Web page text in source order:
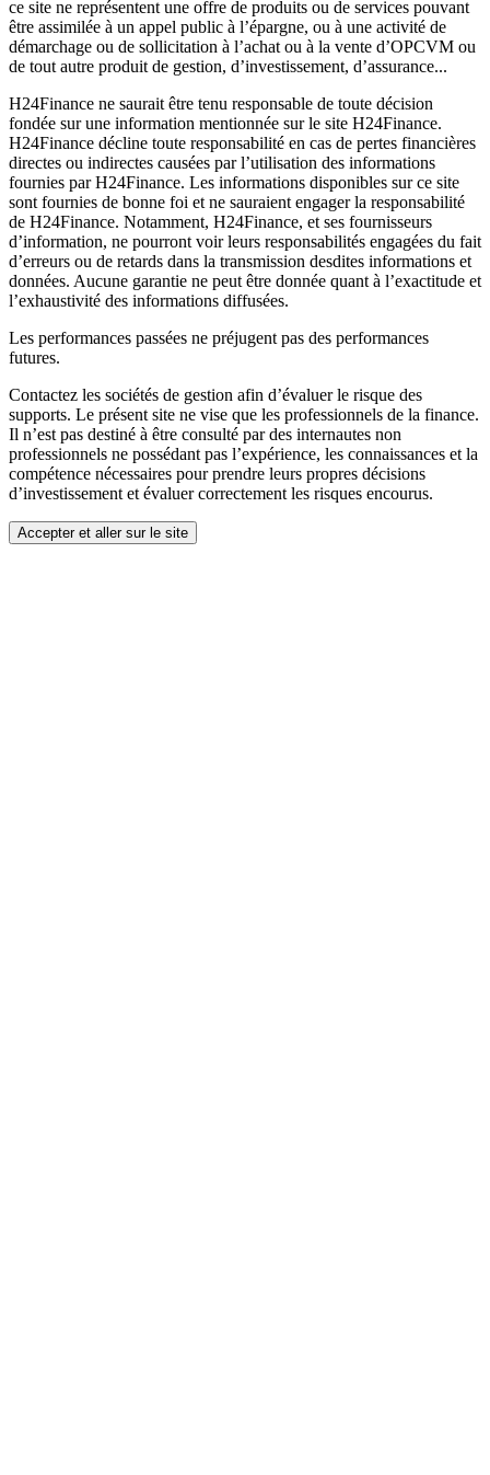
ce site ne représentent une offre de produits ou de services pouvant
être assimilée à un appel public à l’épargne, ou à une activité de
démarchage ou de sollicitation à l’achat ou à la vente d’OPCVM ou
de tout autre produit de gestion, d’investissement, d’assurance...
H24Finance ne saurait être tenu responsable de toute décision
fondée sur une information mentionnée sur le site H24Finance.
H24Finance décline toute responsabilité en cas de pertes financières
directes ou indirectes causées par l’utilisation des informations
fournies par H24Finance. Les informations disponibles sur ce site
sont fournies de bonne foi et ne sauraient engager la responsabilité
de H24Finance. Notamment, H24Finance, et ses fournisseurs
d’information, ne pourront voir leurs responsabilités engagées du fait
d’erreurs ou de retards dans la transmission desdites informations et
données. Aucune garantie ne peut être donnée quant à l’exactitude et
l’exhaustivité des informations diffusées.
Les performances passées ne préjugent pas des performances
futures.
Contactez les sociétés de gestion afin d’évaluer le risque des
supports. Le présent site ne vise que les professionnels de la finance.
Il n’est pas destiné à être consulté par des internautes non
professionnels ne possédant pas l’expérience, les connaissances et la
compétence nécessaires pour prendre leurs propres décisions
d’investissement et évaluer correctement les risques encourus.
Accepter et aller sur le site